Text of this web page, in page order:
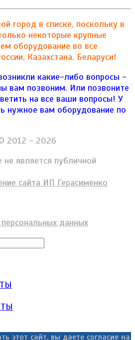
город в списке, поскольку в
некоторые крупные
оборудование во все
Казахстана, Беларуси!
какие-либо вопросы -
вам позвоним. Или позвоните
на все ваши вопросы! У
нужное вам оборудование по
2012 - 2026
является публичной
сайта ИП Герасименко
данных
этот сайт, вы даете согласие на